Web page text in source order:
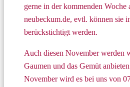
gerne in der kommenden
neubeckum.de, evtl. können sie
berückstichtigt werden.
Auch diesen November werden
Gaumen und das Gemüt
November wird es bei uns von